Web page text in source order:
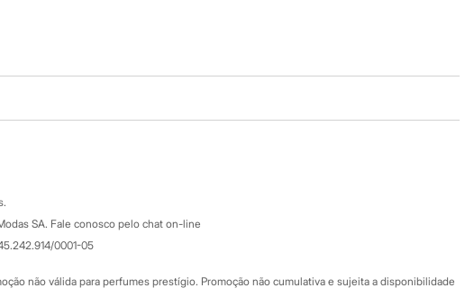
Atendimento
Fale conosco
SA. Fale conosco pelo chat on-line
0001-05
não válida para perfumes prestígio. Promoção não cumulativa e sujeita a disponibilidade